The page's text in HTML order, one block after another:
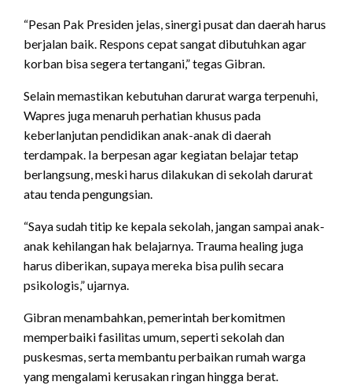
“Pesan Pak Presiden jelas, sinergi pusat dan daerah harus
berjalan baik. Respons cepat sangat dibutuhkan agar
korban bisa segera tertangani,” tegas Gibran.
Selain memastikan kebutuhan darurat warga terpenuhi,
Wapres juga menaruh perhatian khusus pada
keberlanjutan pendidikan anak-anak di daerah
terdampak. Ia berpesan agar kegiatan belajar tetap
berlangsung, meski harus dilakukan di sekolah darurat
atau tenda pengungsian.
“Saya sudah titip ke kepala sekolah, jangan sampai anak-
anak kehilangan hak belajarnya. Trauma healing juga
harus diberikan, supaya mereka bisa pulih secara
psikologis,” ujarnya.
Gibran menambahkan, pemerintah berkomitmen
memperbaiki fasilitas umum, seperti sekolah dan
puskesmas, serta membantu perbaikan rumah warga
yang mengalami kerusakan ringan hingga berat.